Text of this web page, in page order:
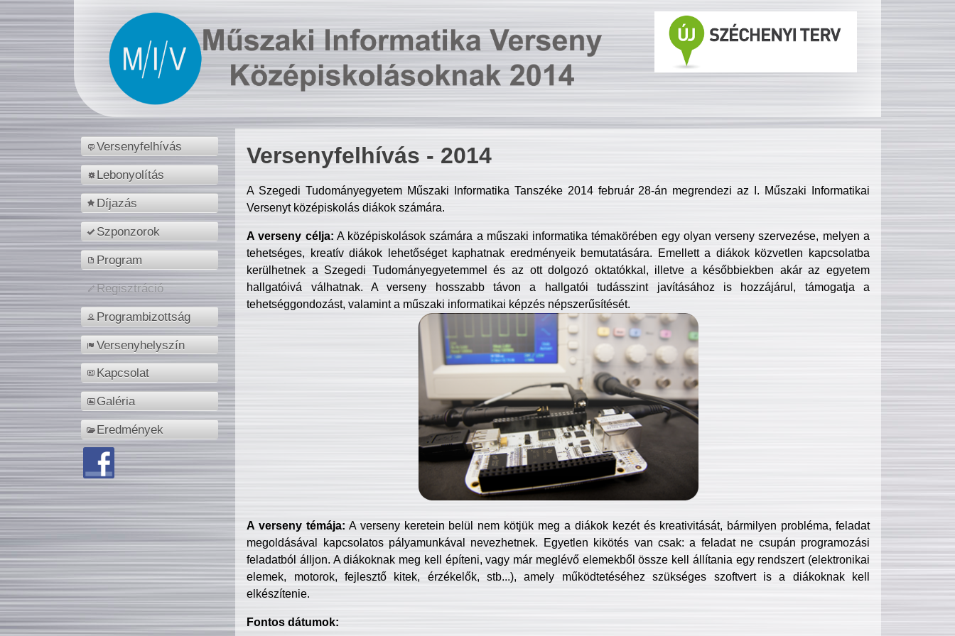
Versenyfelhívás
Lebonyolítás
Díjazás
Szponzorok
Program
Regisztráció
Programbizottság
Versenyhelyszín
Kapcsolat
Galéria
Eredmények
Versenyfelhívás - 2014
A Szegedi Tudományegyetem Műszaki Informatika Tanszéke 2014 február 28-án megrendezi az I. Műszaki Informatikai
Versenyt középiskolás diákok számára.
A verseny célja: A középiskolások számára a műszaki informatika témakörében egy olyan verseny szervezése, melyen a
tehetséges, kreatív diákok lehetőséget kaphatnak eredményeik bemutatására. Emellett a diákok közvetlen kapcsolatba
kerülhetnek a Szegedi Tudományegyetemmel és az ott dolgozó oktatókkal, illetve a későbbiekben akár az egyetem
hallgatóivá válhatnak. A verseny hosszabb távon a hallgatói tudásszint javításához is hozzájárul, támogatja a
tehetséggondozást, valamint a műszaki informatikai képzés népszerűsítését.
A verseny témája: A verseny keretein belül nem kötjük meg a diákok kezét és kreativitását, bármilyen probléma, feladat
megoldásával kapcsolatos pályamunkával nevezhetnek. Egyetlen kikötés van csak: a feladat ne csupán programozási
feladatból álljon. A diákoknak meg kell építeni, vagy már meglévő elemekből össze kell állítania egy rendszert (elektronikai
elemek, motorok, fejlesztő kitek, érzékelők, stb...), amely működtetéséhez szükséges szoftvert is a diákoknak kell
elkészítenie.
Fontos dátumok: